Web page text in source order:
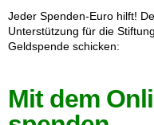
Jeder Spenden-Euro hilft!
Unterstützung für die
Geldspende schicken:
Mit dem